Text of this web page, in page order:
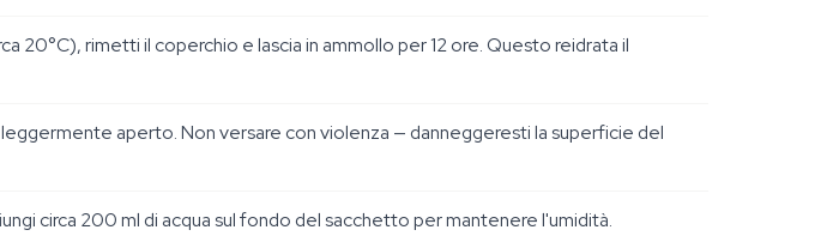
20°C), rimetti il coperchio e lascia in ammollo per 12 ore. Questo reidrata il
aperto. Non versare con violenza — danneggeresti la superficie del
circa 200 ml di acqua sul fondo del sacchetto per mantenere l'umidità.